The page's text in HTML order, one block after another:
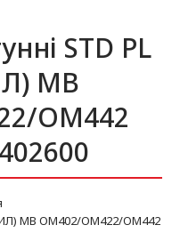
STD PL
MB
OM442
MB OM402/OM422/OM442